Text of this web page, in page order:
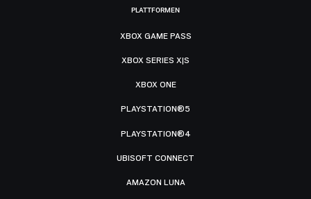
PLATTFORMEN
XBOX GAME PASS
XBOX SERIES X|S
XBOX ONE
PLAYSTATION®5
PLAYSTATION®4
UBISOFT CONNECT
AMAZON LUNA